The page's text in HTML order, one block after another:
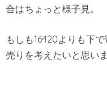
合はちょっと様子見。
もしも16420よりも下
売りを考えたいと思いま